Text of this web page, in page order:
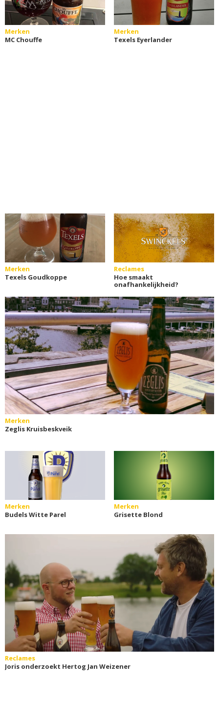
Merken
MC Chouffe
Merken
Texels Eyerlander
Merken
Texels Goudkoppe
Reclames
Hoe smaakt
onafhankelijkheid?
Merken
Zeglis Kruisbeskveik
Merken
Budels Witte Parel
Merken
Grisette Blond
Reclames
Joris onderzoekt Hertog Jan Weizener